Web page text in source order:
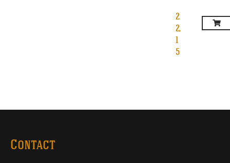
2
2,
1
5
Contact